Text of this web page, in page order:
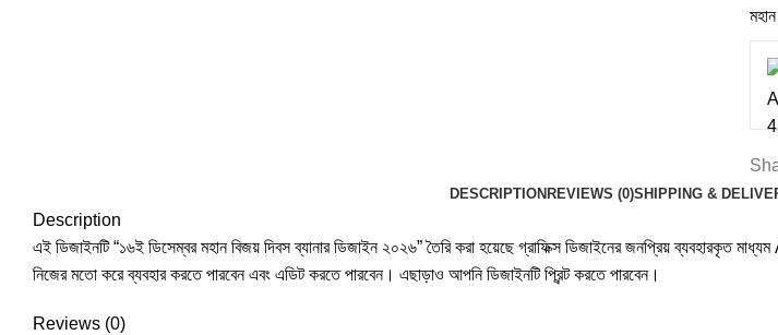
DESCRIPTION REVIEWS (0)SHIPPING &
Description
এই ডিজাইনটি “১৬ই ডিসেম্বর মহান বিজয় দিবস ব্যানার ডিজাইন ২০২৬” তৈরি করা হয়েছে গ্রাফিক্স ডিজাইনের জনপ্রিয়
নিজের মতো করে ব্যবহার করতে পারবেন এবং এডিট করতে পারবেন। এছাড়াও আপনি ডিজাইনটি প্রিন্ট করতে পারবেন।
Reviews (0)